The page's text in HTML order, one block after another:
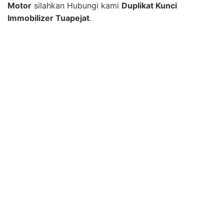
Motor silahkan Hubungi kami Duplikat Kunci
Immobilizer Tuapejat.